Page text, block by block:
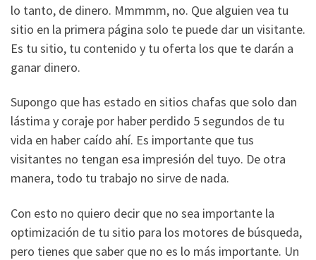
lo tanto, de dinero. Mmmmm, no. Que alguien vea tu
sitio en la primera página solo te puede dar un visitante.
Es tu sitio, tu contenido y tu oferta los que te darán a
ganar dinero.
Supongo que has estado en sitios chafas que solo dan
lástima y coraje por haber perdido 5 segundos de tu
vida en haber caído ahí. Es importante que tus
visitantes no tengan esa impresión del tuyo. De otra
manera, todo tu trabajo no sirve de nada.
Con esto no quiero decir que no sea importante la
optimización de tu sitio para los motores de búsqueda,
pero tienes que saber que no es lo más importante. Un